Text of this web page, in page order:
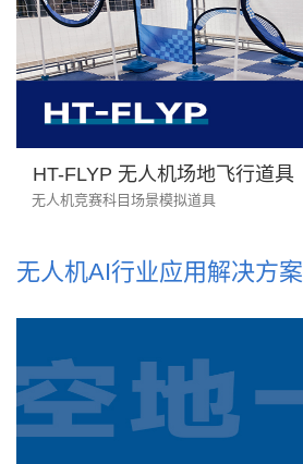
HT-FLYP 无人机场地飞行道具
无人机竞赛科目场景模拟道具
无人机AI行业应用解决方案